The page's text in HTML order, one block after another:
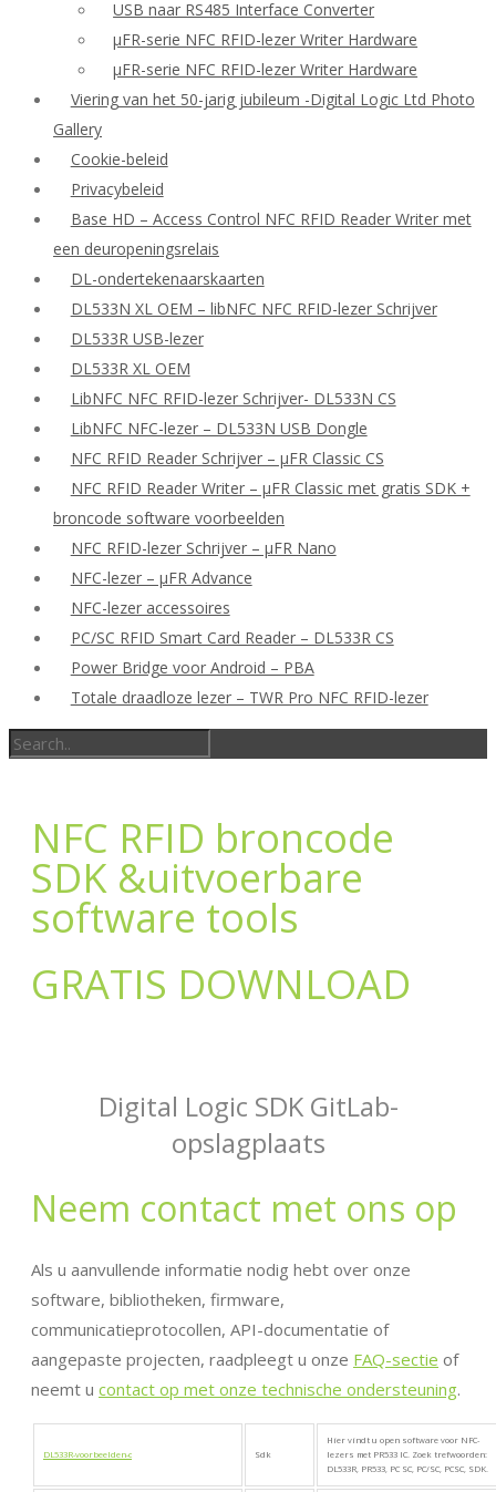
USB naar RS485 Interface Converter
μFR-serie NFC RFID-lezer Writer Hardware
μFR-serie NFC RFID-lezer Writer Hardware
Viering van het 50-jarig jubileum -Digital Logic Ltd Photo
Gallery
Cookie-beleid
Privacybeleid
Base HD – Access Control NFC RFID Reader Writer met
een deuropeningsrelais
DL-ondertekenaarskaarten
DL533N XL OEM – libNFC NFC RFID-lezer Schrijver
DL533R USB-lezer
DL533R XL OEM
LibNFC NFC RFID-lezer Schrijver- DL533N CS
LibNFC NFC-lezer – DL533N USB Dongle
NFC RFID Reader Schrijver – μFR Classic CS
NFC RFID Reader Writer – μFR Classic met gratis SDK +
broncode software voorbeelden
NFC RFID-lezer Schrijver – μFR Nano
NFC-lezer – μFR Advance
NFC-lezer accessoires
PC/SC RFID Smart Card Reader – DL533R CS
Power Bridge voor Android – PBA
Totale draadloze lezer – TWR Pro NFC RFID-lezer
NFC RFID broncode
SDK &uitvoerbare
software tools
GRATIS DOWNLOAD
Digital Logic SDK GitLab-
opslagplaats
Neem contact met ons op
Als u aanvullende informatie nodig hebt over onze
software, bibliotheken, firmware,
communicatieprotocollen, API-documentatie of
aangepaste projecten, raadpleegt u onze FAQ-sectie of
neemt u contact op met onze technische ondersteuning.
DL533R-voorbeelden-c Sdk
Hier vindt u open software voor NFC-
lezers met PR533 IC. Zoek trefwoorden:
DL533R, PR533, PC SC, PC/SC, PCSC, SDK.